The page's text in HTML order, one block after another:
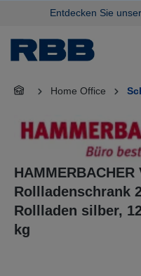
springenEntdecken Sie
Home Office
HAMMERBACHER
Rollladenschrank
Rollladen silber,
kg